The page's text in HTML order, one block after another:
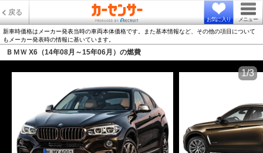
戻る
お気に入り メニュー
新車時価格はメーカー発表当時の車両本体価格です。また基本情報など、その他の項目について
もメーカー発表時の情報に基いています。
ＢＭＷ X6（14年08月～15年06月）の燃費
1/3